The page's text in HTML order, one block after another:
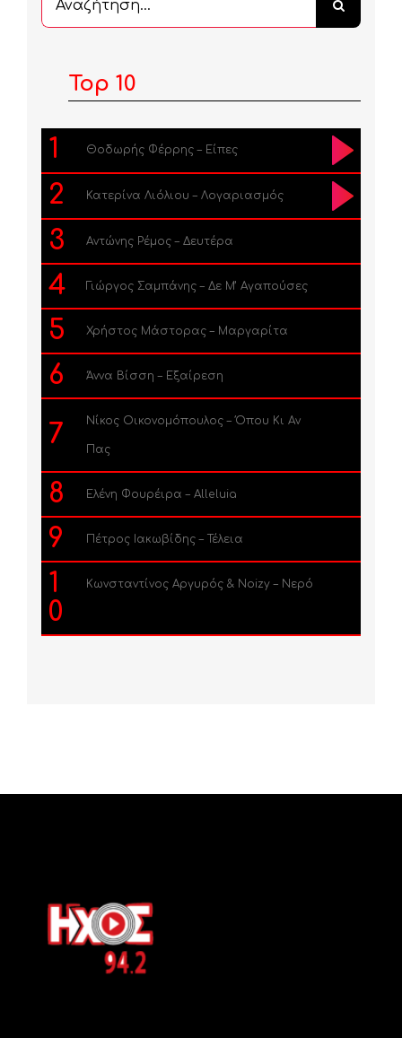
...
Top 10
1 Θοδωρής Φέρρης – Είπες
2 Κατερίνα Λιόλιου – Λογαριασμός
3 Αντώνης Ρέμος – Δευτέρα
4 Γιώργος Σαμπάνης – Δε Μ’ Αγαπούσες
5 Χρήστος Μάστορας – Μαργαρίτα
6 Άννα Βίσση – Εξαίρεση
7 Νίκος Οικονομόπουλος – Όπου Κι Αν
Πας
8 Ελένη Φουρέιρα – Alleluia
9 Πέτρος Ιακωβίδης – Τέλεια
1
0
Κωνσταντίνος Αργυρός & Noizy – Νερό